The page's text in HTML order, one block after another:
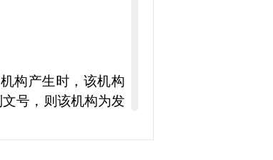
构产生时，该机构
号，则该机构为发